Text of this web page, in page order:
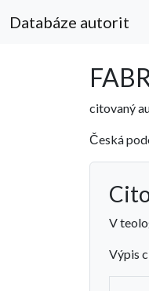
Databáze autorit
citovaný
Česká
V
Výpis